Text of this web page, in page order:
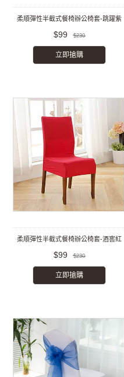
柔順彈性半截式餐椅辦公椅套-跳躍紫
$99 $230
立即搶購
柔順彈性半截式餐椅辦公椅套-酒窖紅
$99 $230
立即搶購